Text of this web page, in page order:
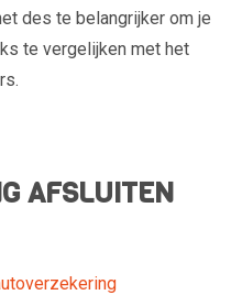
des te belangrijker om je
te vergelijken met het
AFSLUITEN